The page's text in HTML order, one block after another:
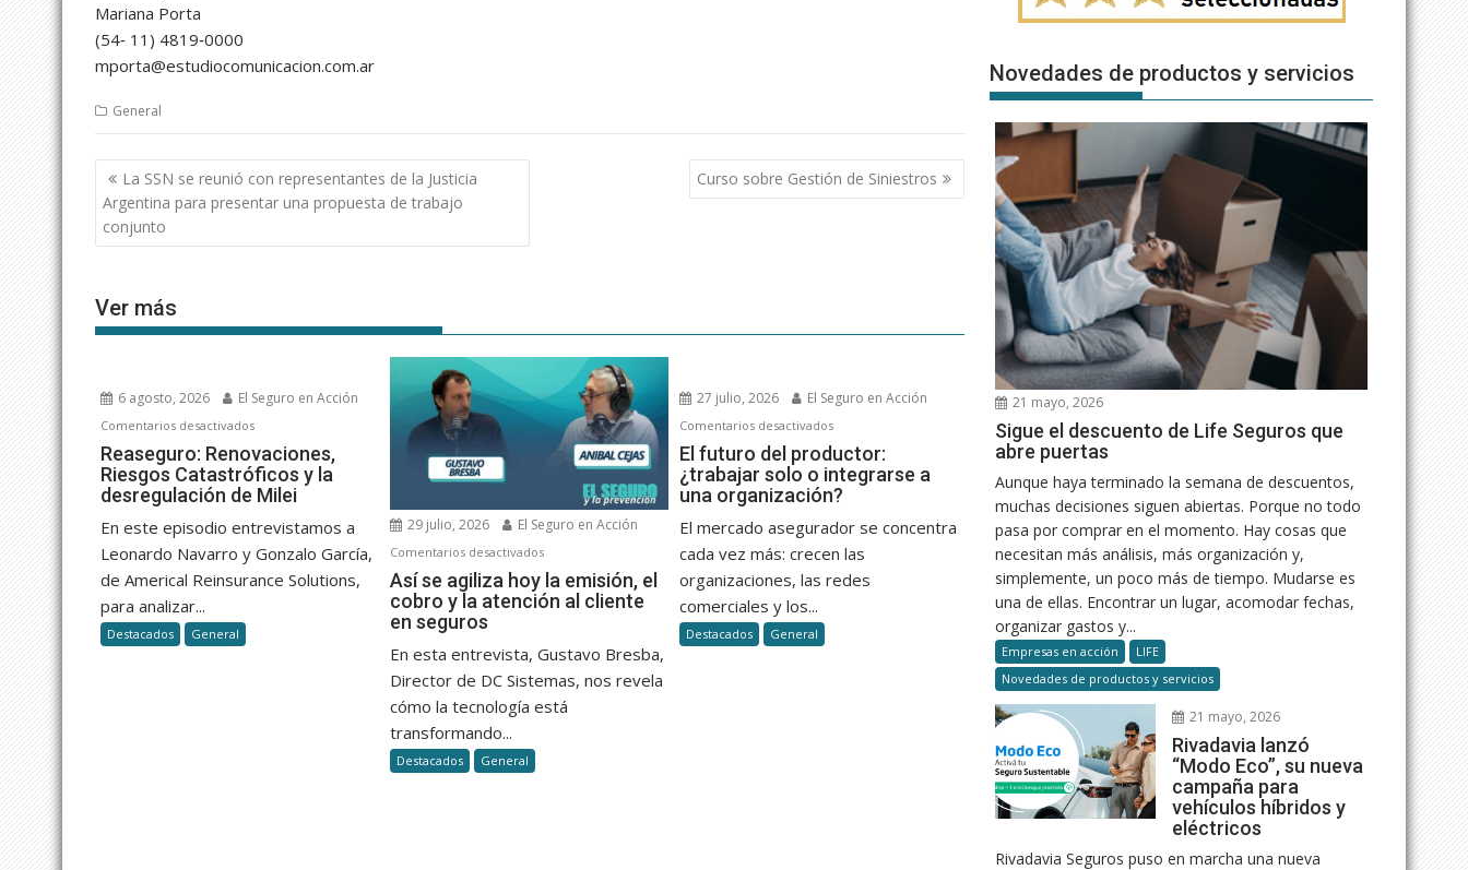
Mariana Porta
(54‐ 11) 4819‐0000
mporta@estudiocomunicacion.com.ar
General
Navegación
de
entradas
La SSN se reunió con representantes de la Justicia
Argentina para presentar una propuesta de trabajo
conjunto
Curso sobre Gestión de Siniestros
Ver más
6 agosto, 2026 El Seguro en Acción
Comentarios desactivadosen
Reaseguro:
Renovaciones,
Riesgos
Catastróficos
Reaseguro: Renovaciones,
Riesgos Catastróficos y la
desregulación de Milei
En este episodio entrevistamos a
Leonardo Navarro y Gonzalo García,
de Americal Reinsurance Solutions,
para analizar...
Destacados General
29 julio, 2026 El Seguro en Acción
Comentarios desactivadosen
Así
se
hoy
Así se agiliza hoy la emisión, el
cobro y la atención al cliente
en seguros
En esta entrevista, Gustavo Bresba,
Director de DC Sistemas, nos revela
cómo la tecnología está
transformando...
Destacados General
27 julio, 2026 El Seguro en Acción
Comentarios desactivadosen
El
futuro
del
productor:
¿trabajar
El futuro del productor:
¿trabajar solo o integrarse a
una organización?
El mercado asegurador se concentra
cada vez más: crecen las
organizaciones, las redes
comerciales y los...
Destacados General
Novedades de productos y servicios
21 mayo, 2026
Sigue el descuento de Life Seguros que
abre puertas
Aunque haya terminado la semana de descuentos,
muchas decisiones siguen abiertas. Porque no todo
pasa por comprar en el momento. Hay cosas que
necesitan más análisis, más organización y,
simplemente, un poco más de tiempo. Mudarse es
una de ellas. Encontrar un lugar, acomodar fechas,
organizar gastos y...
Empresas en acción
LIFE
Novedades de productos y servicios
21 mayo, 2026
Rivadavia lanzó
“Modo Eco”, su nueva
campaña para
vehículos híbridos y
eléctricos
Rivadavia Seguros puso en marcha una nueva